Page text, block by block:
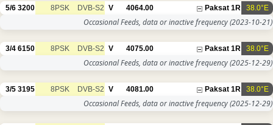
38.0°E
Paksat 1R
4064.00
V
DVB-S2
8PSK
3200
5/6
Occasional Feeds, data or inactive frequency(2023-10-21)
38.0°E
Paksat 1R
4075.00
V
DVB-S2
8PSK
6150
3/4
Occasional Feeds, data or inactive frequency(2025-12-29)
38.0°E
Paksat 1R
4081.00
V
DVB-S2
8PSK
3195
3/5
Occasional Feeds, data or inactive frequency(2025-12-29)